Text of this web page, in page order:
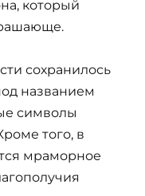
который
сохранилось
названием
символы
того, в
мраморное